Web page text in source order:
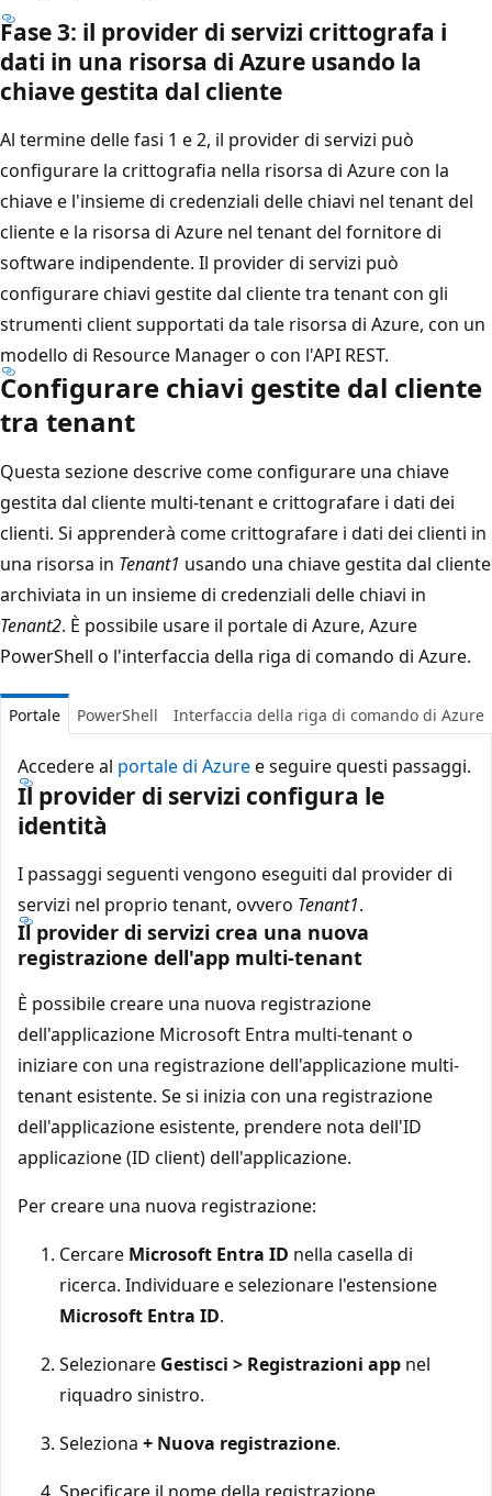
Fase 3: il provider di servizi crittografa i
dati in una risorsa di Azure usando la
chiave gestita dal cliente
Al termine delle fasi 1 e 2, il provider di servizi può
configurare la crittografia nella risorsa di Azure con la
chiave e l'insieme di credenziali delle chiavi nel tenant del
cliente e la risorsa di Azure nel tenant del fornitore di
software indipendente. Il provider di servizi può
configurare chiavi gestite dal cliente tra tenant con gli
strumenti client supportati da tale risorsa di Azure, con un
modello di Resource Manager o con l'API REST.
Configurare chiavi gestite dal cliente
tra tenant
Questa sezione descrive come configurare una chiave
gestita dal cliente multi-tenant e crittografare i dati dei
clienti. Si apprenderà come crittografare i dati dei clienti in
una risorsa in Tenant1 usando una chiave gestita dal cliente
archiviata in un insieme di credenziali delle chiavi in
Tenant2. È possibile usare il portale di Azure, Azure
PowerShell o l'interfaccia della riga di comando di Azure.
Portale PowerShell Interfaccia della riga di comando di Azure
Accedere al portale di Azuree seguire questi passaggi.
Il provider di servizi configura le
identità
I passaggi seguenti vengono eseguiti dal provider di
servizi nel proprio tenant, ovvero Tenant1.
Il provider di servizi crea una nuova
registrazione dell'app multi-tenant
È possibile creare una nuova registrazione
dell'applicazione Microsoft Entra multi-tenant o
iniziare con una registrazione dell'applicazione multi-
tenant esistente. Se si inizia con una registrazione
dell'applicazione esistente, prendere nota dell'ID
applicazione (ID client) dell'applicazione.
Per creare una nuova registrazione:
Cercare Microsoft Entra ID nella casella di
ricerca. Individuare e selezionare l'estensione
Microsoft Entra ID.
Selezionare Gestisci > Registrazioni app nel
riquadro sinistro.
Seleziona + Nuova registrazione.